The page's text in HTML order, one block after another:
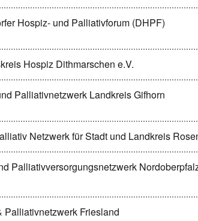
Hospiz- und Palliativforum (DHPF)
Hospiz Dithmarschen e.V.
Palliativnetzwerk Landkreis Gifhorn
Netzwerk für Stadt und Landkreis
Palliativversorgungsnetzwerk
Palliativnetzwerk Friesland